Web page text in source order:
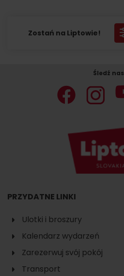
Zostań na Liptowie!
Śledź nas
PRZYDATNE LINKI
Ulotki i broszury
Kalendarz wydarzeń
Zarezerwuj svój pokój
Transport